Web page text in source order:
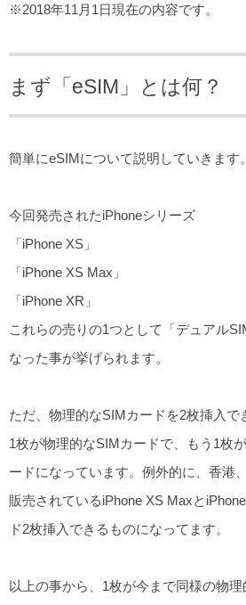
※2018年11月1日現在の内容です。
まず「eSIM」とは何？
簡単にeSIMについて説明していきます。
今回発売されたiPhoneシリーズ
「iPhone XS」
「iPhone XS Max」
「iPhone XR」
これらの売りの1つとして「デュアル
なった事が挙げられます。
ただ、物理的なSIMカードを2枚挿入で
1枚が物理的なSIMカードで、もう1枚
ードになっています。例外的に、香港
販売されているiPhone XS Maxと
ド2枚挿入できるものになってます。
以上の事から、1枚が今まで同様の物